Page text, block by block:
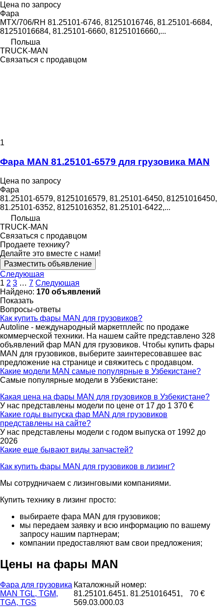
Цена по запросу
Фара
MTX/706/RH 81.25101-6746, 81251016746, 81.25101-6684,
81251016684, 81.25101-6660, 81251016660,...
Польша
TRUCK-MAN
Связаться с продавцом
1
Фара MAN 81.25101-6579 для грузовика MAN
Цена по запросу
Фара
81.25101-6579, 81251016579, 81.25101-6450, 81251016450,
81.25101-6352, 81251016352, 81.25101-6422,...
Польша
TRUCK-MAN
Связаться с продавцом
Продаете технику?
Делайте это вместе с нами!
Разместить объявление
Следующая
1 2 3 … 7 Следующая
Найдено: 170 объявлений
Показать
Вопросы-ответы
Как купить фары MAN для грузовиков?
Autoline - международный маркетплейс по продаже
коммерческой техники. На нашем сайте представлено 328
объявлений фар MAN для грузовиков. Чтобы купить фары
MAN для грузовиков, выберите заинтересовавшее вас
предложение на странице и свяжитесь с продавцом.
Какие модели MAN самые популярные в Узбекистане?
Самые популярные модели в Узбекистане:
Какая цена на фары MAN для грузовиков в Узбекистане?
У нас представлены модели по цене от 17 до 1 370 €
Какие годы выпуска фар MAN для грузовиков
представлены на сайте?
У нас представлены модели с годом выпуска от 1992 до
2026
Какие еще бывают виды запчастей?
Как купить фары MAN для грузовиков в лизинг?
Мы сотрудничаем с лизинговыми компаниями.
Купить технику в лизинг просто:
выбираете фара MAN для грузовиков;
мы передаем заявку и всю информацию по вашему
запросу нашим партнерам;
компании предоставляют вам свои предложения;
Цены на фары MAN
Фара для грузовика
MAN TGL, TGM,
TGA, TGS
Каталожный номер:
81.25101.6451. 81.251016451,
569.03.000.03
70 €